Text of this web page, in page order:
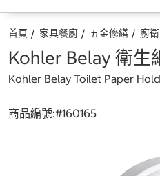
首頁 家具餐廚 五金修繕 廚
Kohler Belay 衛生
Kohler Belay Toilet Paper
商品編號:#160165